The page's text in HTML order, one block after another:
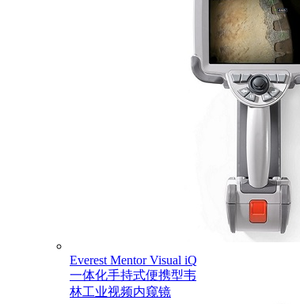
Everest Mentor Visual iQ
一体化手持式便携型韦
林工业视频内窥镜